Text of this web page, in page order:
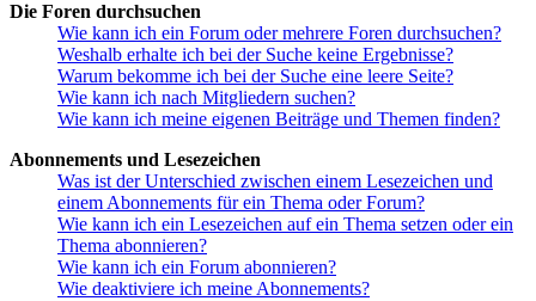
Die Foren durchsuchen
Wie kann ich ein Forum oder mehrere Foren durchsuchen?
Weshalb erhalte ich bei der Suche keine Ergebnisse?
Warum bekomme ich bei der Suche eine leere Seite?
Wie kann ich nach Mitgliedern suchen?
Wie kann ich meine eigenen Beiträge und Themen finden?
Abonnements und Lesezeichen
Was ist der Unterschied zwischen einem Lesezeichen und
einem Abonnements für ein Thema oder Forum?
Wie kann ich ein Lesezeichen auf ein Thema setzen oder ein
Thema abonnieren?
Wie kann ich ein Forum abonnieren?
Wie deaktiviere ich meine Abonnements?